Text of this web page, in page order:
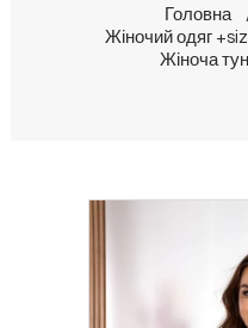
Головна
Жіночий одяг
Жіноча